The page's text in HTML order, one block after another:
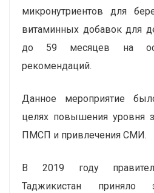
микронутриентов для
витаминных добавок для
до 59 месяцев на
рекомендаций.
Данное мероприятие
целях повышения уровня
ПМСП и привлечения СМИ.
В 2019 году
Таджикистан приняло